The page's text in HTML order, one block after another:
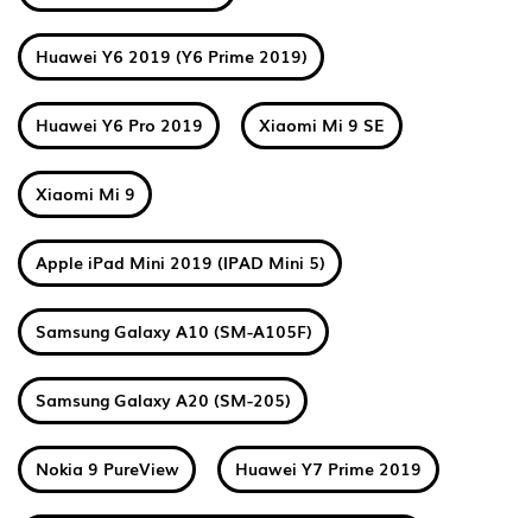
Huawei Y6 2019 (Y6 Prime 2019)
Huawei Y6 Pro 2019 Xiaomi Mi 9 SE
Xiaomi Mi 9
Apple iPad Mini 2019 (IPAD Mini 5)
Samsung Galaxy A10 (SM-A105F)
Samsung Galaxy A20 (SM-205)
Nokia 9 PureView Huawei Y7 Prime 2019